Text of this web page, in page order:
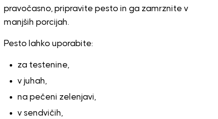
pravočasno, pripravite pesto in ga zamrznite v
manjših porcijah.
Pesto lahko uporabite:
za testenine,
v juhah,
na pečeni zelenjavi,
v sendvičih,